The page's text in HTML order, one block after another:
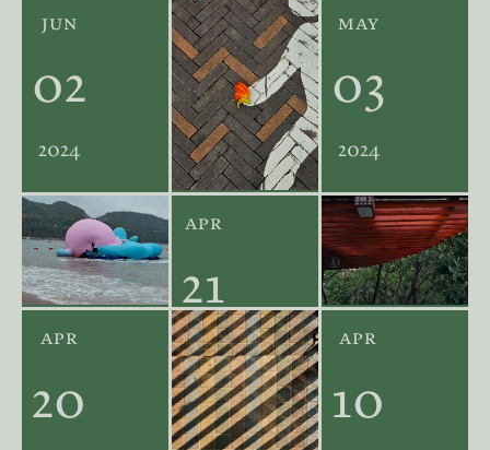
jun
02
2024
may
03
2024
apr
21
2024
apr
20
apr
10